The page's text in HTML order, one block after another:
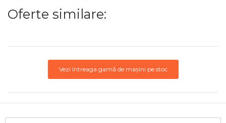
Oferte similare:
Vezi întreaga gamă de mașini pe stoc